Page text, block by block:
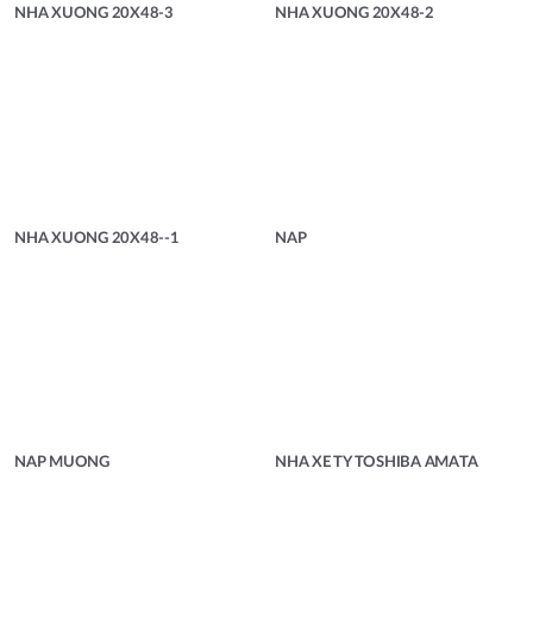
NHA XUONG 20X48-3 NHA XUONG 20X48-2
NHA XUONG 20X48--1 NAP
NAP MUONG NHA XE TY TOSHIBA AMATA